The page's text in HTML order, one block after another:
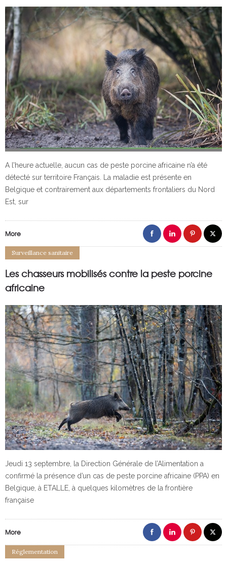
A l’heure actuelle, aucun cas de peste porcine africaine n’a été
détecté sur territoire Français. La maladie est présente en
Belgique et contrairement aux départements frontaliers du Nord
Est, sur
More
Surveillance sanitaire
Les chasseurs mobilisés contre la peste porcine
africaine
Jeudi 13 septembre, la Direction Générale de l’Alimentation a
confirmé la présence d’un cas de peste porcine africaine (PPA) en
Belgique, à ETALLE, à quelques kilomètres de la frontière
française
More
Réglementation